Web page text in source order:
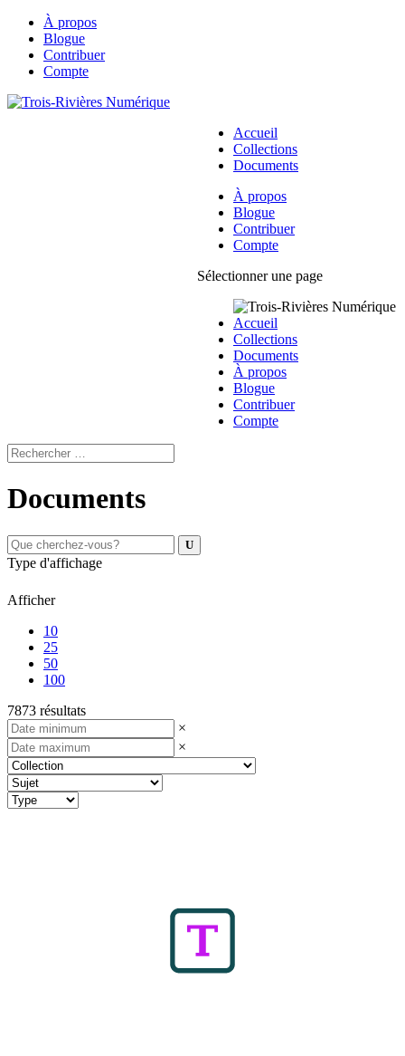
À propos
Blogue
Contribuer
Compte
Accueil
Collections
Documents
À propos
Blogue
Contribuer
Compte
Sélectionner une page
Accueil
Collections
Documents
À propos
Blogue
Contribuer
Compte
Documents
Type d'affichage
Afficher
10
25
50
100
7873 résultats
×
×